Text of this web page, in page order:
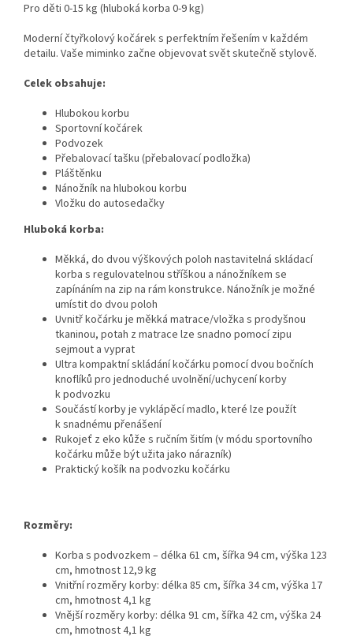
Pro děti 0-15 kg (hluboká korba 0-9 kg)
Moderní čtyřkolový kočárek s perfektním řešením v každém
detailu. Vaše miminko začne objevovat svět skutečně stylově.
Celek obsahuje:
Hlubokou korbu
Sportovní kočárek
Podvozek
Přebalovací tašku (přebalovací podložka)
Pláštěnku
Nánožník na hlubokou korbu
Vložku do autosedačky
Hluboká korba:
Měkká, do dvou výškových poloh nastavitelná skládací
korba s regulovatelnou stříškou a nánožníkem se
zapínáním na zip na rám konstrukce. Nánožník je možné
umístit do dvou poloh
Uvnitř kočárku je měkká matrace/vložka s prodyšnou
tkaninou, potah z matrace lze snadno pomocí zipu
sejmout a vyprat
Ultra kompaktní skládání kočárku pomocí dvou bočních
knoflíků pro jednoduché uvolnění/uchycení korby
k podvozku
Součástí korby je vyklápěcí madlo, které lze použít
k snadnému přenášení
Rukojeť z eko kůže s ručním šitím (v módu sportovního
kočárku může být užita jako nárazník)
Praktický košík na podvozku kočárku
Rozměry:
Korba s podvozkem – délka 61 cm, šířka 94 cm, výška 123
cm, hmotnost 12,9 kg
Vnitřní rozměry korby: délka 85 cm, šířka 34 cm, výška 17
cm, hmotnost 4,1 kg
Vnější rozměry korby: délka 91 cm, šířka 42 cm, výška 24
cm, hmotnost 4,1 kg